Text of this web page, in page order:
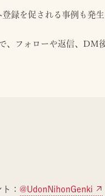
録を促される事例も発生
、フォローや返信、DM
： @UdonNihonGenki